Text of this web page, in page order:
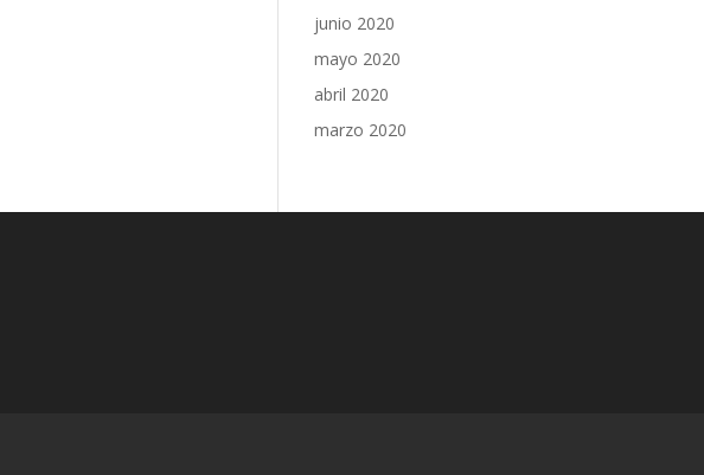
junio 2020
mayo 2020
abril 2020
marzo 2020